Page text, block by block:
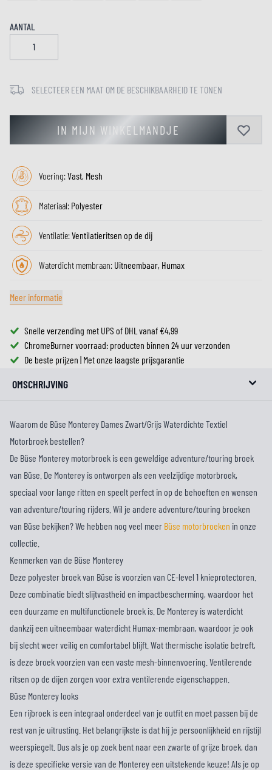
AANTAL
SELECTEER EEN MAAT OM DE BESCHIKBAARHEID TE TONEN
IN MIJN WINKELMANDJE
Voering:Vast, Mesh
Materiaal: Polyester
Ventilatie:Ventilatieritsen op de dij
Waterdicht membraan: Uitneembaar, Humax
Meer informatie
Snelle verzending met UPS of DHL vanaf €4,99
ChromeBurner voorraad: producten binnen 24 uur verzonden
De beste prijzen | Met onze laagste prijsgarantie
OMSCHRIJVING
Waarom de Büse Monterey Dames Zwart/Grijs Waterdichte Textiel
Motorbroek bestellen?
De Büse Monterey motorbroek is een geweldige adventure/touring broek
van Büse. De Monterey is ontworpen als een veelzijdige motorbroek,
speciaal voor lange ritten en speelt perfect in op de behoeften en wensen
van adventure/touring rijders. Wil je andere adventure/touring broeken
van Büse bekijken? We hebben nog veel meer Büse motorbroeken in onze
collectie.
Kenmerken van de Büse Monterey
Deze polyester broek van Büse is voorzien van CE-level 1 knieprotectoren.
Deze combinatie biedt slijtvastheid en impactbescherming, waardoor het
een duurzame en multifunctionele broek is. De Monterey is waterdicht
dankzij een uitneembaar waterdicht Humax-membraan, waardoor je ook
bij slecht weer veilig en comfortabel blijft. Wat thermische isolatie betreft,
is deze broek voorzien van een vaste mesh-binnenvoering. Ventilerende
ritsen op de dijen zorgen voor extra ventilerende eigenschappen.
Büse Monterey looks
Een rijbroek is een integraal onderdeel van je outfit en moet passen bij de
rest van je uitrusting. Het belangrijkste is dat hij je persoonlijkheid en rijstijl
weerspiegelt. Dus als je op zoek bent naar een zwarte of grijze broek, dan
is deze specifieke versie van de Monterey een uitstekende keuze! Als je op